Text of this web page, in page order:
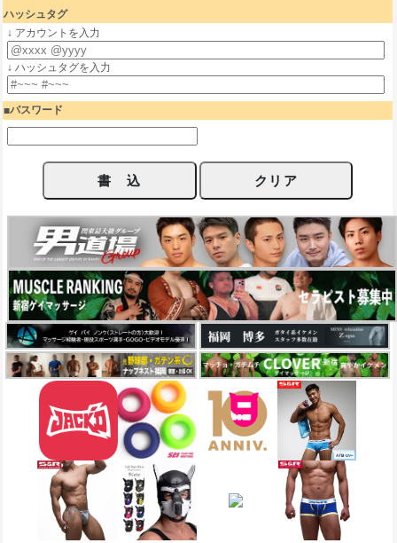
ハッシュタグ
↓ アカウントを入力
↓ ハッシュタグを入力
パスワード